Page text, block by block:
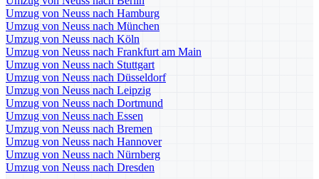
Umzug von Neuss nach Hamburg
Umzug von Neuss nach München
Umzug von Neuss nach Köln
Umzug von Neuss nach Frankfurt am Main
Umzug von Neuss nach Stuttgart
Umzug von Neuss nach Düsseldorf
Umzug von Neuss nach Leipzig
Umzug von Neuss nach Dortmund
Umzug von Neuss nach Essen
Umzug von Neuss nach Bremen
Umzug von Neuss nach Hannover
Umzug von Neuss nach Nürnberg
Umzug von Neuss nach Dresden